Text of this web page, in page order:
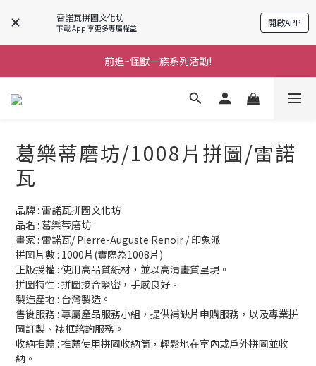
雷諾瓦拼圖文化坊
下載 App 享更多專屬權益 開啟APP
前進~怪獸一族系列活動!
前進~怪獸一族系列活動!
分享美好時光 ∣ APP好友推薦
葛樂蒂磨坊/1008片拼圖/雷諾
瓦
品牌 : 雷諾瓦拼圖文化坊
品名 : 葛樂蒂磨坊
畫家 : 雷諾瓦/ Pierre-Auguste Renoir / 印象派
拼圖片數 : 1000片(實際為1008片)
正版授權 : 使用高品質紙材，並以高清畫質呈現。
拼圖特性 : 拼圖接合緊密，手感良好。
製造產地 : 台灣製造。
售後服務 : 專屬產品服務小組，提供補缺片申購服務，以及專業拼
圖訂製、裱框諮詢服務。
收納推薦 : 推薦使用拼圖收納筒，輕鬆地在室內或戶外拼圖並收
納。